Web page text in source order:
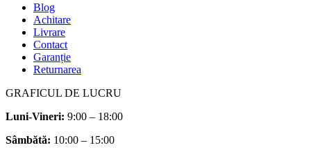
Blog
Achitare
Livrare
Contact
Garanție
Returnarea
GRAFICUL DE LUCRU
Luni-Vineri: 9:00 – 18:00
Sâmbătă: 10:00 – 15:00